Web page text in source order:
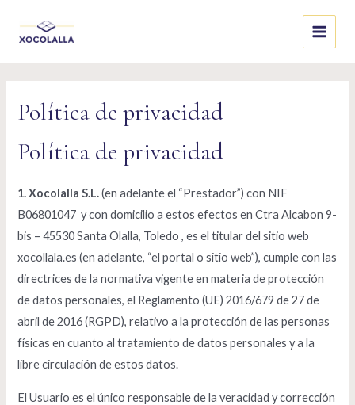
Main
Política de privacidad
Política de privacidad
1. Xocolalla S.L.(en adelante el “Prestador”) con NIF
B06801047 y con domicilio a estos efectos en Ctra Alcabon 9-
bis – 45530 Santa Olalla, Toledo , es el titular del sitio web
xocollala.es (en adelante, “el portal o sitio web”), cumple con las
directrices de la normativa vigente en materia de protección
de datos personales, el Reglamento (UE) 2016/679 de 27 de
abril de 2016 (RGPD), relativo a la protección de las personas
físicas en cuanto al tratamiento de datos personales y a la
libre circulación de estos datos.
El Usuario es el único responsable de la veracidad y corrección